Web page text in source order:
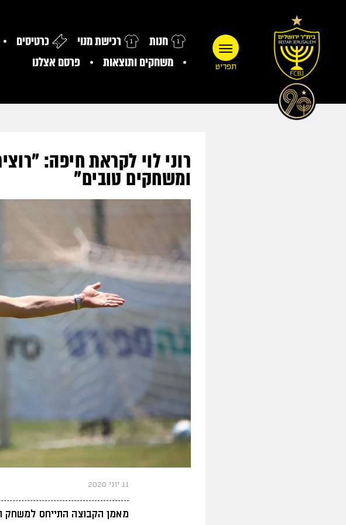
תפריט
חנות רכישת מנוי כרטיסים
משחקים ותוצאות
פרסם אצלנו
רוני לוי לקראת חיפה:
ומשחקים טובים"
11 יוני 2020
מאמן הקבוצה התייחס למשחק